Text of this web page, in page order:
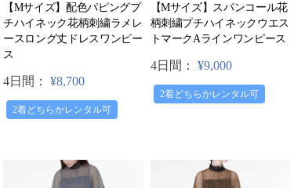
【Mサイズ】配色パピングプ
チハイネック花柄刺繍ラメレ
ースロング丈ドレスワンピー
ス
4日間： ¥8,700
2着どちらかレンタル可
【Mサイズ】スパンコール花
柄刺繍プチハイネックウエス
トマークAラインワンピース
4日間： ¥9,000
2着どちらかレンタル可